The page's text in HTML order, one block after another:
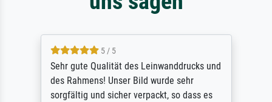
5 / 5
Sehr gute Qualität des Leinwanddrucks und
des Rahmens! Unser Bild wurde sehr
sorgfältig und sicher verpackt, so dass es